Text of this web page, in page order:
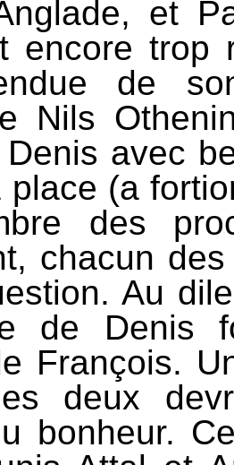
et
encore
de
Nils
avec
place (a
des
chacun
Au
de Denis
François.
deux
bonheur.